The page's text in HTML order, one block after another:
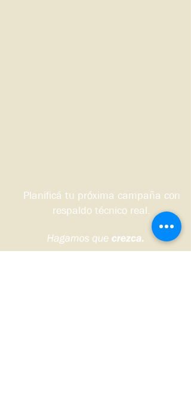
Planificá tu próxima campaña con
respaldo técnico real.